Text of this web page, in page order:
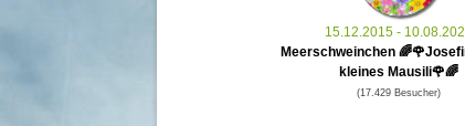
15.12.2015 -
Meerschweinchen
kleines Mausili🌹🌈
(17.429 Besucher)